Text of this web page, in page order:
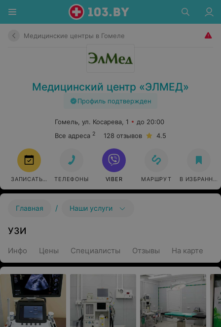
Медицинские центры в Гомеле
Медицинский центр «ЭЛМЕД»
Профиль подтвержден
Гомель, ул. Косарева, 1
до 20:00
Все адреса 2 128 отзывов 4.5
ЗАПИСАТЬСЯ ТЕЛЕФОНЫ VIBER МАРШРУТ В ИЗБРАННОЕ
Главная / Наши услуги
УЗИ
Инфо Цены Специалисты Отзывы На карте